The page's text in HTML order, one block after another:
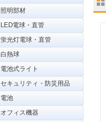
照明部材
LED電球・直管
蛍光灯電球・直管
白熱球
電池式ライト
セキュリティ・防災用品
電池
オフィス機器